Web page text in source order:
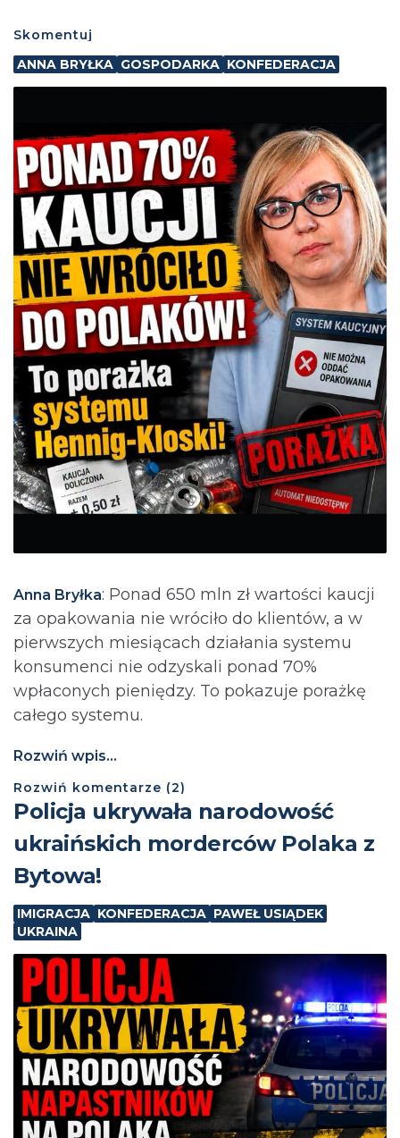
Skomentuj
ANNA BRYŁKA GOSPODARKA KONFEDERACJA
Anna Bryłka: Ponad 650 mln zł wartości kaucji
za opakowania nie wróciło do klientów, a w
pierwszych miesiącach działania systemu
konsumenci nie odzyskali ponad 70%
wpłaconych pieniędzy. To pokazuje porażkę
całego systemu.
Rozwiń wpis...
Rozwiń komentarze (2)
Policja ukrywała narodowość
ukraińskich morderców Polaka z
Bytowa!
IMIGRACJA KONFEDERACJA PAWEŁ USIĄDEK
UKRAINA